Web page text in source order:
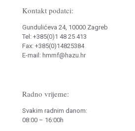
Kontakt podatci:
Gundulićeva 24, 10000 Zagreb
Tel: +385(0)1 48 25 413
Fax: +385(0)14825384
E-mail: hmmf@hazu.hr
Radno vrijeme:
Svakim radnim danom:
08:00 – 16:00h